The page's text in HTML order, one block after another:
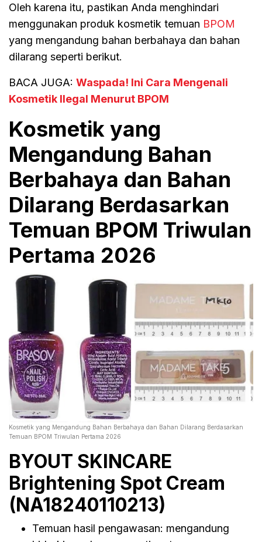
Oleh karena itu, pastikan Anda menghindari
menggunakan produk kosmetik temuan BPOM
yang mengandung bahan berbahaya dan bahan
dilarang seperti berikut.
BACA JUGA: Waspada! Ini Cara Mengenali
Kosmetik Ilegal Menurut BPOM
Kosmetik yang
Mengandung Bahan
Berbahaya dan Bahan
Dilarang Berdasarkan
Temuan BPOM Triwulan
Pertama 2026
Kosmetik yang Mengandung Bahan Berbahaya dan Bahan Dilarang Berdasarkan
Temuan BPOM Triwulan Pertama 2026
BYOUT SKINCARE
Brightening Spot Cream
(NA18240110213)
Temuan hasil pengawasan: mengandung